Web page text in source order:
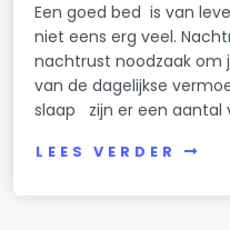
Een goed bed is van
niet eens erg veel.
nachtrust noodzaak
van de dagelijkse
slaap zijn er een aantal
LEES VERDER